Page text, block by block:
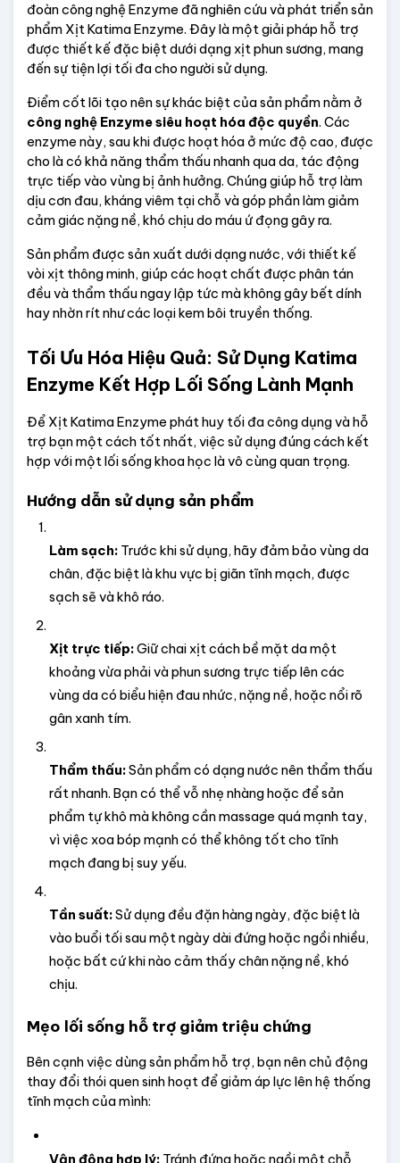
đoàn công nghệ Enzyme đã nghiên cứu và phát triển sản
phẩm Xịt Katima Enzyme. Đây là một giải pháp hỗ trợ
được thiết kế đặc biệt dưới dạng xịt phun sương, mang
đến sự tiện lợi tối đa cho người sử dụng.
công nghệ Enzyme siêu hoạt hóa độc quyền. Các
enzyme này, sau khi được hoạt hóa ở mức độ cao, được
cho là có khả năng thẩm thấu nhanh qua da, tác động
trực tiếp vào vùng bị ảnh hưởng. Chúng giúp hỗ trợ làm
dịu cơn đau, kháng viêm tại chỗ và góp phần làm giảm
cảm giác nặng nề, khó chịu do máu ứ đọng gây ra.
Sản phẩm được sản xuất dưới dạng nước, với thiết kế
vòi xịt thông minh, giúp các hoạt chất được phân tán
đều và thẩm thấu ngay lập tức mà không gây bết dính
hay nhờn rít như các loại kem bôi truyền thống.
Tối Ưu Hóa Hiệu Quả: Sử Dụng Katima
Enzyme Kết Hợp Lối Sống Lành Mạnh
Để Xịt Katima Enzyme phát huy tối đa công dụng và hỗ
trợ bạn một cách tốt nhất, việc sử dụng đúng cách kết
hợp với một lối sống khoa học là vô cùng quan trọng.
Hướng dẫn sử dụng sản phẩm
Làm sạch: Trước khi sử dụng, hãy đảm bảo vùng da
chân, đặc biệt là khu vực bị giãn tĩnh mạch, được
sạch sẽ và khô ráo.
Xịt trực tiếp: Giữ chai xịt cách bề mặt da một
khoảng vừa phải và phun sương trực tiếp lên các
vùng da có biểu hiện đau nhức, nặng nề, hoặc nổi rõ
gân xanh tím.
Thẩm thấu: Sản phẩm có dạng nước nên thẩm thấu
rất nhanh. Bạn có thể vỗ nhẹ nhàng hoặc để sản
phẩm tự khô mà không cần massage quá mạnh tay,
vì việc xoa bóp mạnh có thể không tốt cho tĩnh
mạch đang bị suy yếu.
Tần suất: Sử dụng đều đặn hàng ngày, đặc biệt là
vào buổi tối sau một ngày dài đứng hoặc ngồi nhiều,
hoặc bất cứ khi nào cảm thấy chân nặng nề, khó
chịu.
Mẹo lối sống hỗ trợ giảm triệu chứng
Bên cạnh việc dùng sản phẩm hỗ trợ, bạn nên chủ động
thay đổi thói quen sinh hoạt để giảm áp lực lên hệ thống
tĩnh mạch của mình:
Vận động hợp lý: Tránh đứng hoặc ngồi một chỗ